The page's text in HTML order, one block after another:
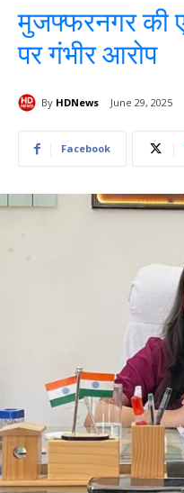
मुजफ्फरनगर की
पर गंभीर आरोप
By HDNews June 29, 2025
Facebook